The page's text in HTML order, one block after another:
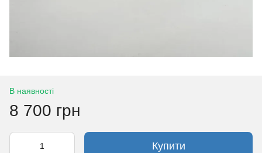
В наявності
8 700 грн
Купити